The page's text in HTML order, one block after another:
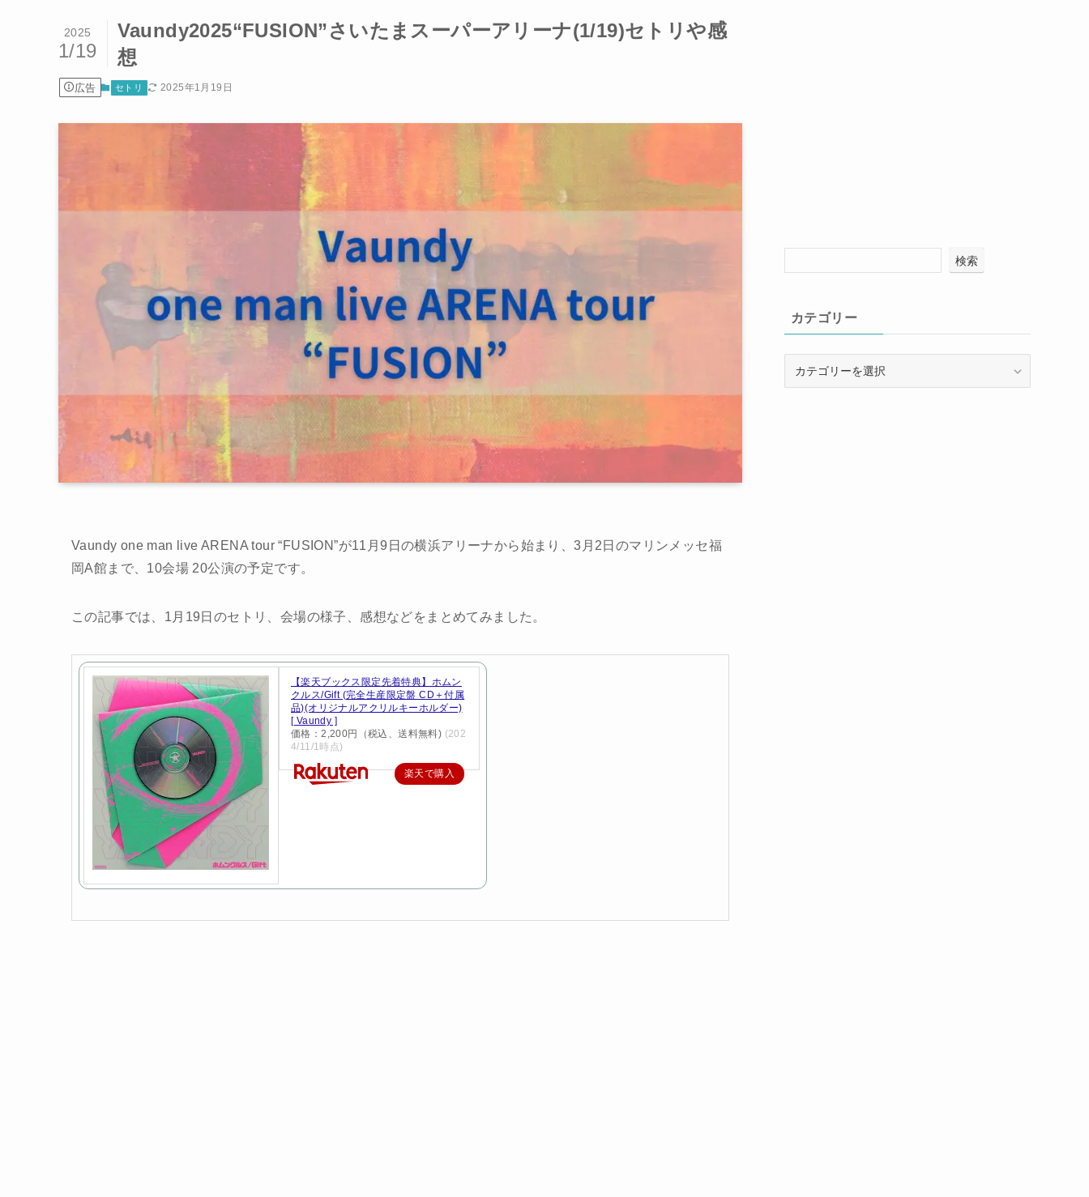
Vaundy2025“FUSION”さいたまスーパーアリーナ(1/19)セトリや感
想
2025
1/19
広告 セトリ 2025年1月19日
Vaundy one man live ARENA tour “FUSION”が11月9日の横浜アリーナから始まり、3月2日のマリンメッセ福
岡A館まで、10会場 20公演の予定です。
この記事では、1月19日のセトリ、会場の様子、感想などをまとめてみました。
【楽天ブックス限定先着特典】ホムン
クルス/Gift (完全生産限定盤 CD＋付属
品)(オリジナルアクリルキーホルダー)
[ Vaundy ]
価格：2,200円（税込、送料無料) (202
4/11/1時点)
楽天で購入
検索
カテゴリー